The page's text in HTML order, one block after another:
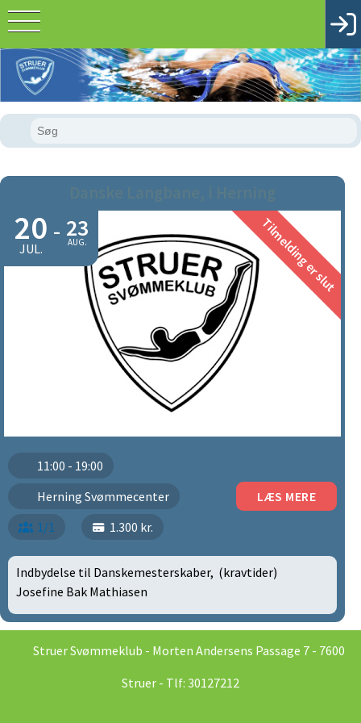
20
JUL.
- 23
AUG. Tilmelding er slut
11:00 - 19:00
Herning Svømmecenter
1/1
1.300 kr.
LÆS MERE
Indbydelse til Danskemesterskaber, (kravtider)
Josefine Bak Mathiasen
Struer Svømmeklub - Morten Andersens Passage 7 - 7600
Struer - Tlf: 30127212